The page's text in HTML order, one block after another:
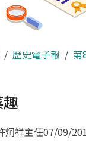
歷史電子報
第
炯祥主任07/09/